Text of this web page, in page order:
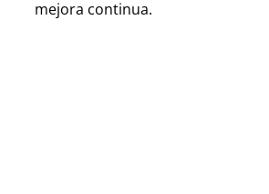
mejora continua.